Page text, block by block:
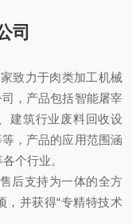
司
致力于肉类加工机械
，产品包括智能屠宰
建筑行业废料回收设
，产品的应用范围涵
个行业。
后支持为一体的全方
，并获得“专精特技术